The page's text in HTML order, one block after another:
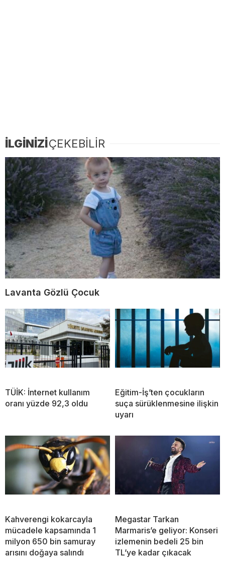
İLGİNİZİÇEKEBİLİR
Lavanta Gözlü Çocuk
TÜİK: İnternet kullanım
oranı yüzde 92,3 oldu
Eğitim-İş’ten çocukların
suça sürüklenmesine ilişkin
uyarı
Kahverengi kokarcayla
mücadele kapsamında 1
milyon 650 bin samuray
arısını doğaya salındı
Megastar Tarkan
Marmaris’e geliyor: Konseri
izlemenin bedeli 25 bin
TL’ye kadar çıkacak